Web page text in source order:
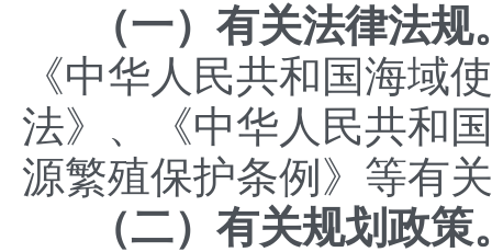
（一）有关法律法规
《中华人民共和国海域
法》、《中华人民共和
源繁殖保护条例》等有
（二）有关规划政策